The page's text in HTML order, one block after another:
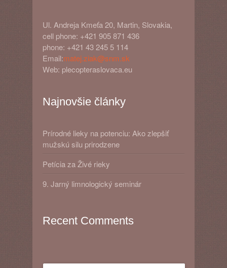
Ul. Andreja Kmeťa 20, Martin, Slovakia,
cell phone: +421 905 871 436
phone: +421 43 245 5 114
Email:matej.ziak@snm.sk
Web: plecopteraslovaca.eu
Najnovšie články
Prírodné lieky na potenciu: Ako zlepšiť
mužskú silu prirodzene
Petícia za Živé rieky
9. Jarný limnologický seminár
Recent Comments